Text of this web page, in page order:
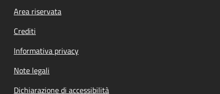
Footer menu
Area riservata
Crediti
Informativa privacy
Note legali
Dichiarazione di accessibilità